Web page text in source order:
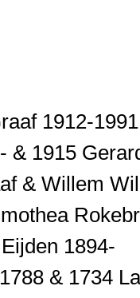
1912-
& 1915
& Willem
1894-
& 1734